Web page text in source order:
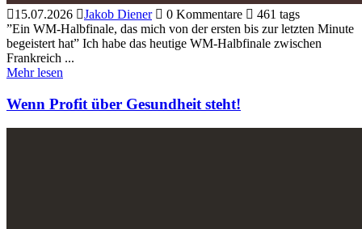
15.07.2026 Jakob Diener 0 Kommentare
461 tags
”Ein WM-Halbfinale, das mich von der ersten bis zur letzten Minute
begeistert hat” Ich habe das heutige WM-Halbfinale zwischen
Frankreich ...
Mehr lesen
Wenn Profit über Gesundheit steht!